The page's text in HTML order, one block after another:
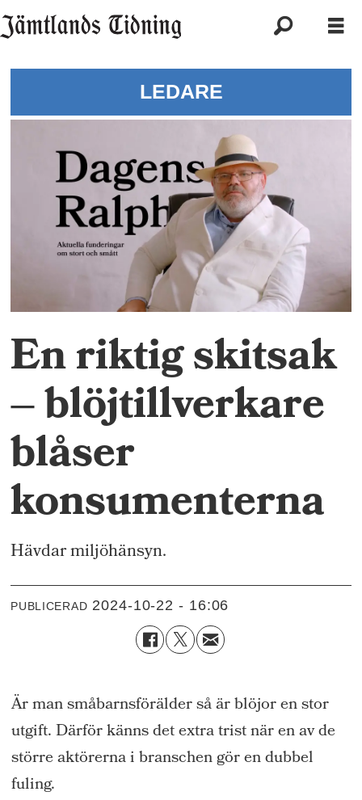
LEDARE
En riktig skitsak
– blöjtillverkare
blåser
konsumenterna
Hävdar miljöhänsyn.
PUBLICERAD 2024-10-22 - 16:06
Är man småbarnsförälder så är blöjor en stor
utgift. Därför känns det extra trist när en av de
större aktörerna i branschen gör en dubbel
fuling.